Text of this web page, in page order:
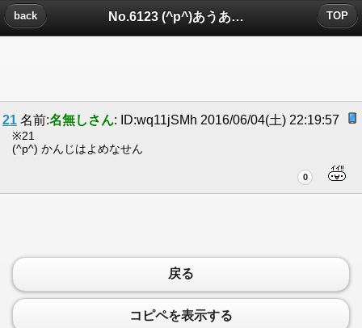
No.6123 (^p^)あうあうあーｗｗぱしへろ...についたコメント
back TOP
21 名前:名無しさん: ID:wq11jSMh 2016/06/04(土) 22:19:57
※21
(^p^) かんじはよめなせん
0
戻る
コピペを表示する